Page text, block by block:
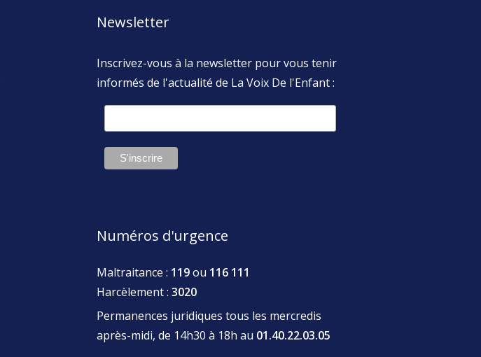
Newsletter
Inscrivez-vous à la newsletter pour vous tenir
informés de l'actualité de La Voix De l'Enfant :
Numéros d'urgence
Maltraitance : 119ou 116 111
Harcèlement : 3020
Permanences juridiques tous les mercredis
après-midi, de 14h30 à 18h au 01.40.22.03.05